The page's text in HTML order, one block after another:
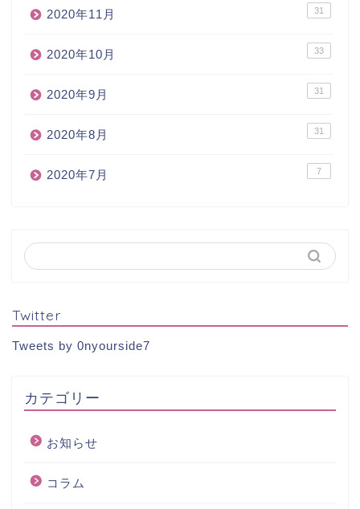
2020年11月 31
2020年10月 33
2020年9月 31
2020年8月 31
2020年7月 7
Twitter
Tweets by 0nyourside7
カテゴリー
お知らせ
コラム